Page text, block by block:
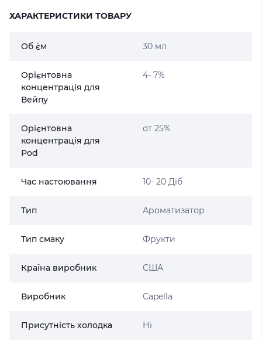
ХАРАКТЕРИСТИКИ ТОВАРУ
Об `єм 30 мл
Орієнтовна
концентрація для
Вейпу
4- 7%
Орієнтовна
концентрація для
Pod
от 25%
Час настоювання 10- 20 Діб
Тип Ароматизатор
Тип смаку Фрукти
Країна виробник США
Виробник Capella
Присутність холодка Ні